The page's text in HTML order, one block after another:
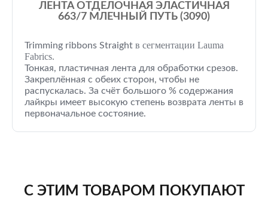
ЛЕНТА ОТДЕЛОЧНАЯ ЭЛАСТИЧНАЯ
663/7 МЛЕЧНЫЙ ПУТЬ (3090)
Trimming ribbons Straight в сегментации Lauma
Fabrics.
Тонкая, пластичная лента для обработки срезов.
Закреплённая с обеих сторон, чтобы не
распускалась. За счёт большого % содержания
лайкры имеет высокую степень возврата ленты в
первоначальное состояние.
С ЭТИМ ТОВАРОМ ПОКУПАЮТ